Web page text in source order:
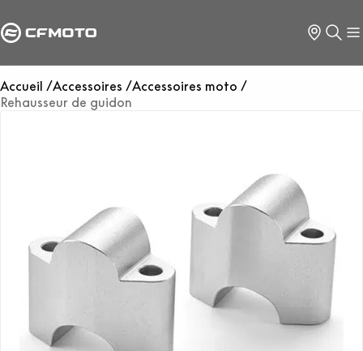
Accueil Accessoires
Accessoires moto
Rehausseur de guidon